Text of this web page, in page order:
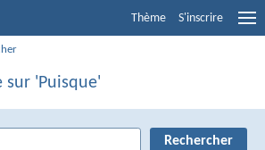
Thème S'inscrire
sur 'Puisque'